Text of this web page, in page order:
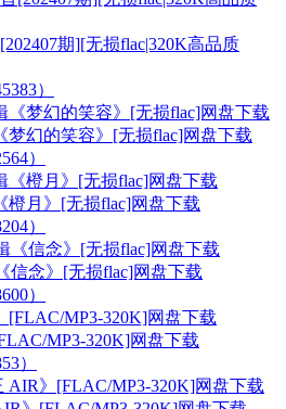
期][无损flac|320K高品质
）
梦幻的笑容》[无损flac]网盘下载
）
橙月》[无损flac]网盘下载
）
信念》[无损flac]网盘下载
）
MP3-320K]网盘下载
）